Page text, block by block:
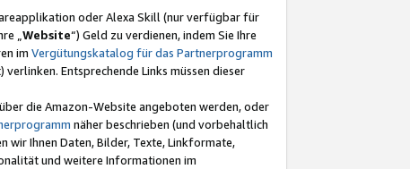
oder Alexa Skill (nur verfügbar für
„ Website“) Geld zu verdienen, indem Sie Ihre
im Vergütungskatalog für das Partnerprogramm
Entsprechende Links müssen dieser
die Amazon-Website angeboten werden, oder
näher beschrieben (und vorbehaltlich
Ihnen Daten, Bilder, Texte, Linkformate,
und weitere Informationen im